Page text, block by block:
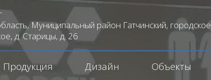
Муниципальный район Гатчинский, городское
д. Старицы, д. 26
Продукция Дизайн Объекты